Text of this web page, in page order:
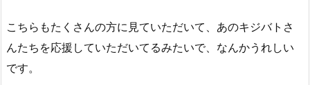
こちらもたくさんの方に見ていただいて、あのキジバトさ
んたちを応援していただいてるみたいで、なんかうれしい
です。